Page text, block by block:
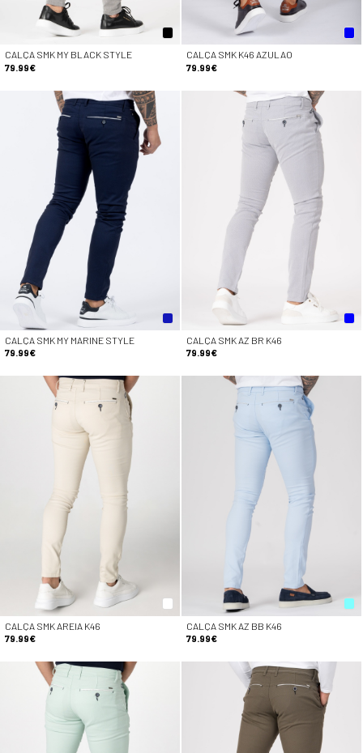
CALÇA SMK MY BLACK STYLE
79.99€
CALÇA SMK K46 AZULAO
79.99€
CALÇA SMK MY MARINE STYLE
79.99€
CALÇA SMK AZ BR K46
79.99€
CALÇA SMK AREIA K46
79.99€
CALÇA SMK AZ BB K46
79.99€